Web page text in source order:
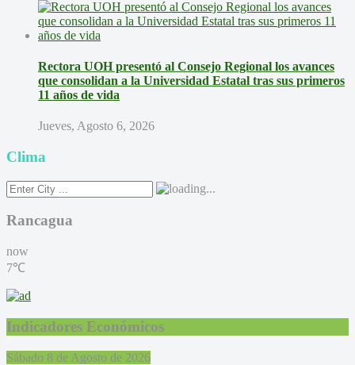
Rectora UOH presentó al Consejo Regional los avances
que consolidan a la Universidad Estatal tras sus primeros
11 años de vida
Jueves, Agosto 6, 2026
Clima
Rancagua
now
7℃
Indicadores Económicos
Sábado 8 de Agosto de 2026